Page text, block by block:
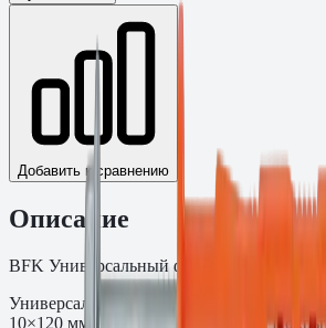
Добавить к сравнению
Описание
BFK Универсальный фасадный дюбель с
Универсальный фасадный дюбель BFK с
10×120 мм. Класс прочности 10.9.